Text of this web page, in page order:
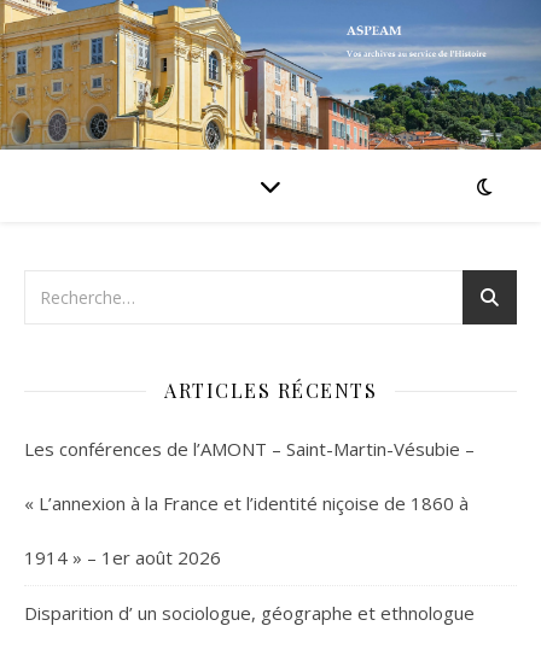
ARTICLES RÉCENTS
Les conférences de l’AMONT – Saint-Martin-Vésubie –
« L’annexion à la France et l’identité niçoise de 1860 à
1914 » – 1er août 2026
Disparition d’ un sociologue, géographe et ethnologue